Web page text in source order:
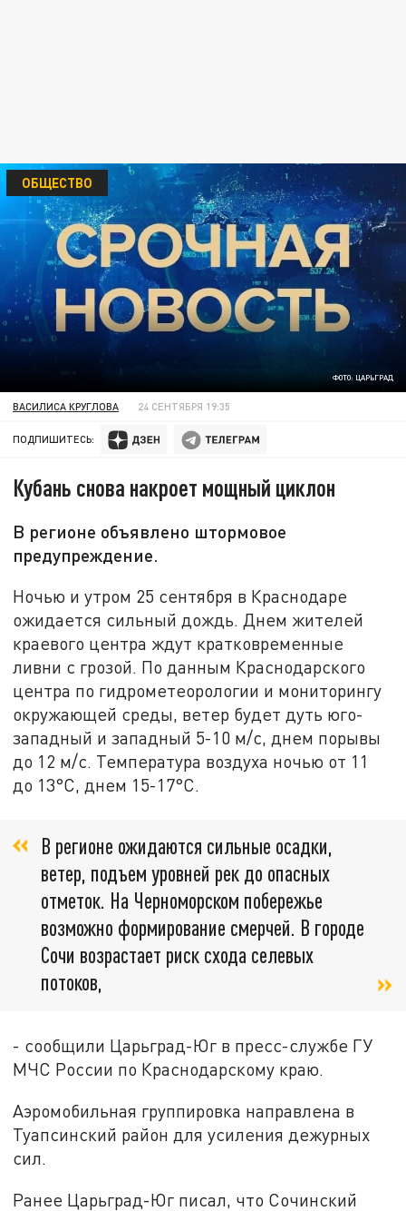
ФОТО: ЦАРЬГРАД
ОБЩЕСТВО
ВАСИЛИСА КРУГЛОВА 24 СЕНТЯБРЯ 19:35
ПОДПИШИТЕСЬ:
Кубань снова накроет мощный циклон
В регионе объявлено штормовое
предупреждение.
Ночью и утром 25 сентября в Краснодаре
ожидается сильный дождь. Днем жителей
краевого центра ждут кратковременные
ливни с грозой. По данным Краснодарского
центра по гидрометеорологии и мониторингу
окружающей среды, ветер будет дуть юго-
западный и западный 5-10 м/с, днем порывы
до 12 м/с. Температура воздуха ночью от 11
до 13°С, днем 15-17°С.
В регионе ожидаются сильные осадки,
ветер, подъем уровней рек до опасных
отметок. На Черноморском побережье
возможно формирование смерчей. В городе
Сочи возрастает риск схода селевых
потоков,
- сообщили Царьград-Юг в пресс-службе ГУ
МЧС России по Краснодарскому краю.
Аэромобильная группировка направлена в
Туапсинский район для усиления дежурных
сил.
Ранее Царьград-Юг писал, что Сочинский